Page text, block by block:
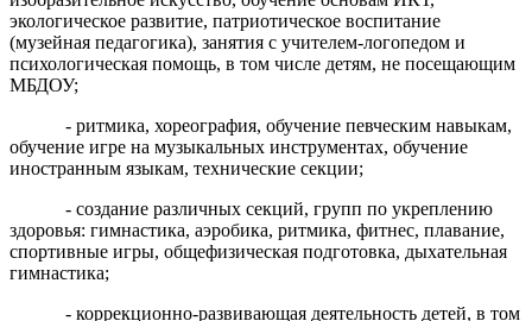
экологическое развитие, патриотическое воспитание
(музейная педагогика), занятия с учителем-логопедом и
психологическая помощь, в том числе детям, не посещающим
МБДОУ;
- ритмика, хореография, обучение певческим навыкам,
обучение игре на музыкальных инструментах, обучение
иностранным языкам, технические секции;
- создание различных секций, групп по укреплению
здоровья: гимнастика, аэробика, ритмика, фитнес, плавание,
спортивные игры, общефизическая подготовка, дыхательная
гимнастика;
- коррекционно-развивающая деятельность детей, в том